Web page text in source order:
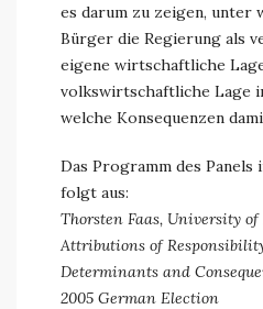
es darum zu zeigen, unter
Bürger die Regierung als
eigene wirtschaftliche
volkswirtschaftliche Lage
welche Konsequenzen
Das Programm des Panels
folgt aus:
Thorsten Faas, University
Attributions of
Determinants and
2005 German Election